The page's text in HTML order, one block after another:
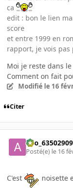
ca
edit : bon le lien
score
et entre 1999 en
rapport, je vois
Moi je reste dans
Comment on fait
Modifié le 16
Citer
Posté(e) le 16
C'est noisette